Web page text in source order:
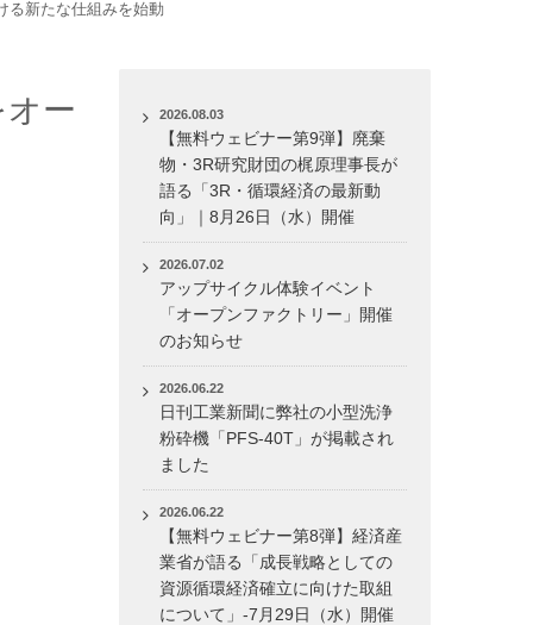
る新たな仕組みを始動
ー
2026.08.03
【無料ウェビナー第9弾】廃棄
物・3R研究財団の梶原理事長が
語る「3R・循環経済の最新動
向」｜8月26日（水）開催
2026.07.02
アップサイクル体験イベント
「オープンファクトリー」開催
のお知らせ
2026.06.22
日刊工業新聞に弊社の小型洗浄
粉砕機「PFS-40T」が掲載され
ました
2026.06.22
【無料ウェビナー第8弾】経済産
業省が語る「成長戦略としての
資源循環経済確立に向けた取組
について」-7月29日（水）開催